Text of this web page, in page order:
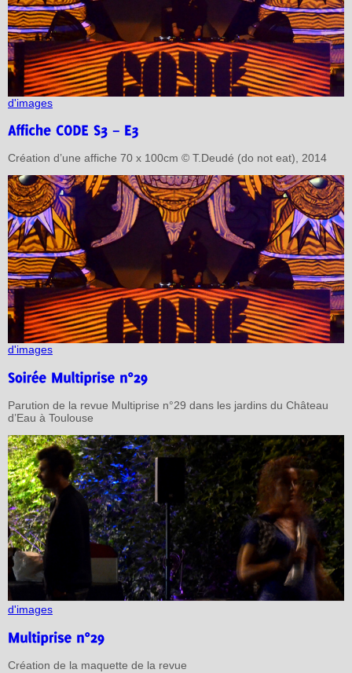
d'images
Création d’une affiche 70 x 100cm © T.Deudé (do not eat), 2014
d'images
Parution de la revue Multiprise n°29 dans les jardins du Château
d’Eau à Toulouse
d'images
Création de la maquette de la revue